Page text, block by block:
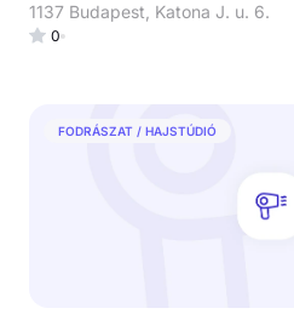
1137 Budapest, Katona J. u. 6.
0
FODRÁSZAT / HAJSTÚDIÓ